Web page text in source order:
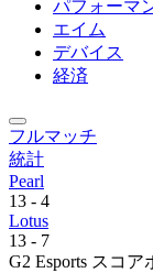
パフォーマ
エイム
デバイス
経済
フルマッチ
統計
Pearl
13 - 4
Lotus
13 - 7
G2 Esports スコア